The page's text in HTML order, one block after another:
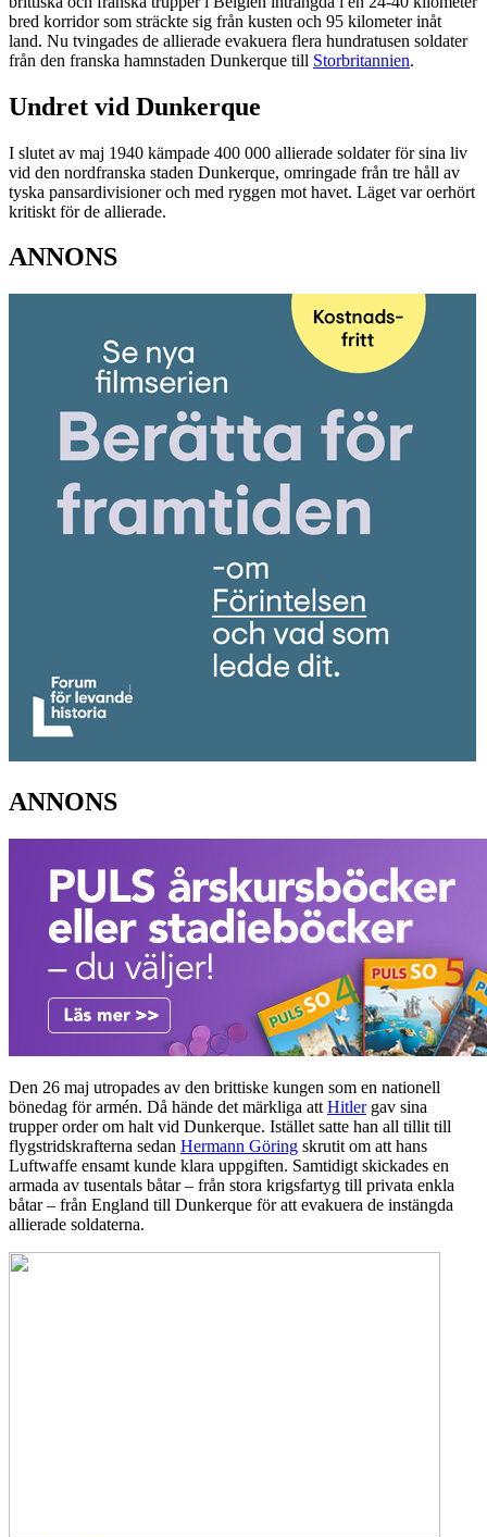
bred korridor som sträckte sig från kusten och 95 kilometer inåt
land. Nu tvingades de allierade evakuera flera hundratusen soldater
från den franska hamnstaden Dunkerque till Storbritannien.
Undret vid Dunkerque
I slutet av maj 1940 kämpade 400 000 allierade soldater för sina liv
vid den nordfranska staden Dunkerque, omringade från tre håll av
tyska pansardivisioner och med ryggen mot havet. Läget var oerhört
kritiskt för de allierade.
ANNONS
ANNONS
Den 26 maj utropades av den brittiske kungen som en nationell
bönedag för armén. Då hände det märkliga att Hitlergav sina
trupper order om halt vid Dunkerque. Istället satte han all tillit till
flygstridskrafterna sedan Hermann Göring skrutit om att hans
Luftwaffe ensamt kunde klara uppgiften. Samtidigt skickades en
armada av tusentals båtar – från stora krigsfartyg till privata enkla
båtar – från England till Dunkerque för att evakuera de instängda
allierade soldaterna.